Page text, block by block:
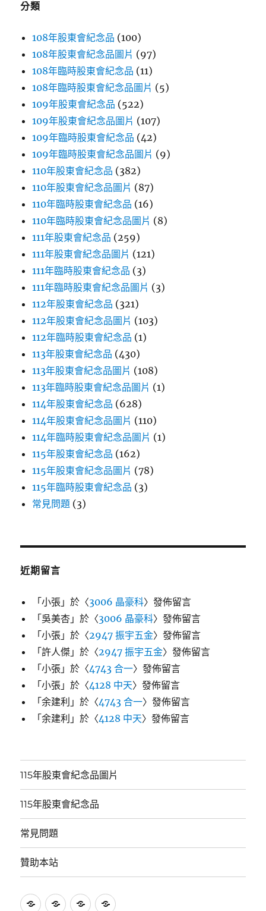
分類
108年股東會紀念品 (100)
108年股東會紀念品圖片 (97)
108年臨時股東會紀念品 (11)
108年臨時股東會紀念品圖片 (5)
109年股東會紀念品 (522)
109年股東會紀念品圖片 (107)
109年臨時股東會紀念品 (42)
109年臨時股東會紀念品圖片 (9)
110年股東會紀念品 (382)
110年股東會紀念品圖片 (87)
110年臨時股東會紀念品 (16)
110年臨時股東會紀念品圖片 (8)
111年股東會紀念品 (259)
111年股東會紀念品圖片 (121)
111年臨時股東會紀念品 (3)
111年臨時股東會紀念品圖片 (3)
112年股東會紀念品 (321)
112年股東會紀念品圖片 (103)
112年臨時股東會紀念品 (1)
113年股東會紀念品 (430)
113年股東會紀念品圖片 (108)
113年臨時股東會紀念品圖片 (1)
114年股東會紀念品 (628)
114年股東會紀念品圖片 (110)
114年臨時股東會紀念品圖片 (1)
115年股東會紀念品 (162)
115年股東會紀念品圖片 (78)
115年臨時股東會紀念品 (3)
常見問題 (3)
近期留言
「小張 」於〈3006 晶豪科〉發佈留言
「吳美杏 」於〈3006 晶豪科〉發佈留言
「小張 」於〈2947 振宇五金〉發佈留言
「許人傑 」於〈2947 振宇五金〉發佈留言
「小張 」於〈4743 合一〉發佈留言
「小張 」於〈4128 中天〉發佈留言
「余建利 」於〈4743 合一〉發佈留言
「余建利 」於〈4128 中天〉發佈留言
115年股東會紀念品圖片
115年股東會紀念品
常見問題
贊助本站
115 115 常 贊